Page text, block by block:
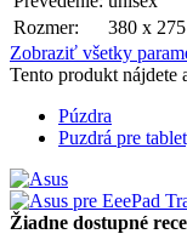
Rozmer:
380 x
Zobraziť všetky
Tento produkt nájdete
Púzdra
Puzdrá pre
Žiadne dostupné